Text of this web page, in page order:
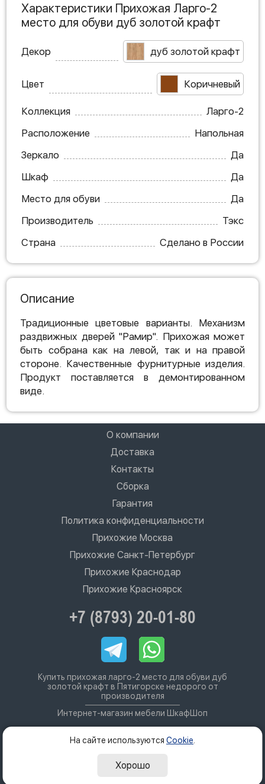
Характеристики Прихожая Ларго-2
место для обуви дуб золотой крафт
Декор дуб золотой крафт
Цвет Коричневый
Коллекция
Ларго-2
Расположение
Напольная
Зеркало
Да
Шкаф
Да
Место для обуви
Да
Производитель
Тэкс
Страна
Сделано в России
Описание
Традиционные цветовые варианты. Механизм
раздвижных дверей "Рамир". Прихожая может
быть собрана как на левой, так и на правой
стороне. Качественные фурнитурные изделия.
Продукт поставляется в демонтированном
виде.
О компании
Доставка
Контакты
Сборка
Гарантия
Политика конфиденциальности
Прихожие Москва
Прихожие Санкт-Петербург
Прихожие Краснодар
Прихожие Красноярск
+7 (8793) 20-01-80
Купить прихожая ларго-2 место для обуви дуб
золотой крафт в Пятигорске недорого от
производителя
Интернет-магазин мебели ШкафШоп
На сайте используются Cookie
Хорошо